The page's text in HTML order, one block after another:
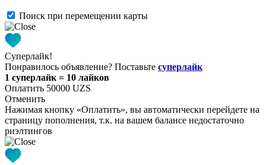
Поиск при перемещении карты
Суперлайк!
Понравилось объявление? Поставьте суперлайк
1 суперлайк = 10 лайков
Оплатить 50000 UZS
Отменить
Нажимая кнопку «Оплатить», вы автоматически перейдете на
страницу пополнения, т.к. на вашем балансе недостаточно
риэлтингов